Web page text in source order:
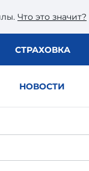
Что это значит?
СТРАХОВКА
НОВОСТИ